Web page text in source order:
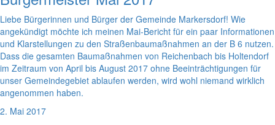
Liebe Bürgerinnen und Bürger der Gemeinde Markersdorf! Wie
angekündigt möchte ich meinen Mai-Bericht für ein paar Informationen
und Klarstellungen zu den Straßenbaumaßnahmen an der B 6 nutzen.
Dass die gesamten Baumaßnahmen von Reichenbach bis Holtendorf
im Zeitraum von April bis August 2017 ohne Beeinträchtigungen für
unser Gemeindegebiet ablaufen werden, wird wohl niemand wirklich
angenommen haben.
2. Mai 2017